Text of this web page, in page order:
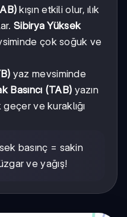
kışın etkili olur, ılık
Sibirya Yüksek
çok soğuk ve
yaz mevsiminde
Basıncı (TAB) yazın
ve kuraklığı
basınç = sakin
ve yağış!